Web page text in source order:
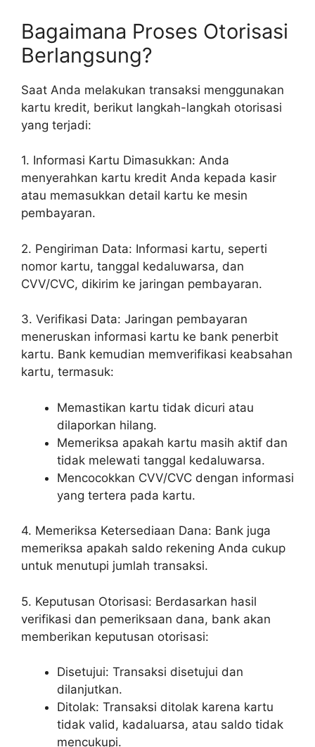
Bagaimana Proses Otorisasi
Berlangsung?
Saat Anda melakukan transaksi menggunakan
kartu kredit, berikut langkah-langkah otorisasi
yang terjadi:
1. Informasi Kartu Dimasukkan: Anda
menyerahkan kartu kredit Anda kepada kasir
atau memasukkan detail kartu ke mesin
pembayaran.
2. Pengiriman Data: Informasi kartu, seperti
nomor kartu, tanggal kedaluwarsa, dan
CVV/CVC, dikirim ke jaringan pembayaran.
3. Verifikasi Data: Jaringan pembayaran
meneruskan informasi kartu ke bank penerbit
kartu. Bank kemudian memverifikasi keabsahan
kartu, termasuk:
Memastikan kartu tidak dicuri atau
dilaporkan hilang.
Memeriksa apakah kartu masih aktif dan
tidak melewati tanggal kedaluwarsa.
Mencocokkan CVV/CVC dengan informasi
yang tertera pada kartu.
4. Memeriksa Ketersediaan Dana: Bank juga
memeriksa apakah saldo rekening Anda cukup
untuk menutupi jumlah transaksi.
5. Keputusan Otorisasi: Berdasarkan hasil
verifikasi dan pemeriksaan dana, bank akan
memberikan keputusan otorisasi:
Disetujui: Transaksi disetujui dan
dilanjutkan.
Ditolak: Transaksi ditolak karena kartu
tidak valid, kadaluarsa, atau saldo tidak
mencukupi.